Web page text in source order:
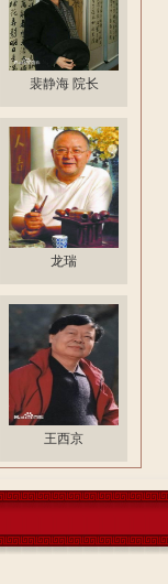
裴静海 院长
龙瑞
王西京